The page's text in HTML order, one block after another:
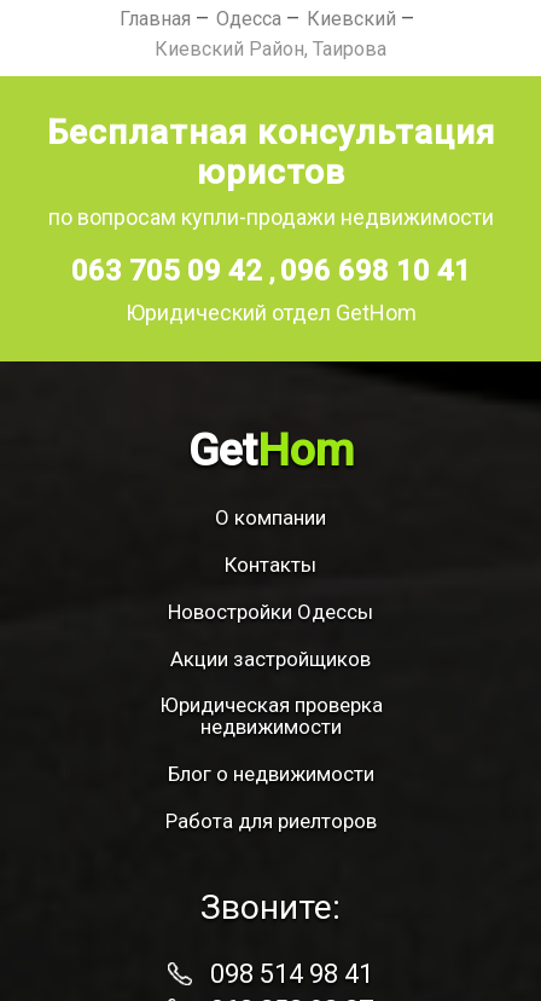
Главная Одесса
Киевский
Киевский Район, Таирова
Бесплатная консультация
юристов
по вопросам купли-продажи недвижимости
063 705 09 42 , 096 698 10 41
Юридический отдел GetHom
GetHom
О компании
Контакты
Новостройки Одессы
Акции застройщиков
Юридическая проверка
недвижимости
Блог о недвижимости
Работа для риелторов
Звоните:
098 514 98 41